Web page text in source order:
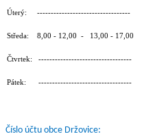
Úterý: ----------------------------------
Středa: 8,00 - 12,00 - 13,00 - 17,00
Čtvrtek: ----------------------------------
Pátek: ----------------------------------
Číslo účtu obce Držovice: